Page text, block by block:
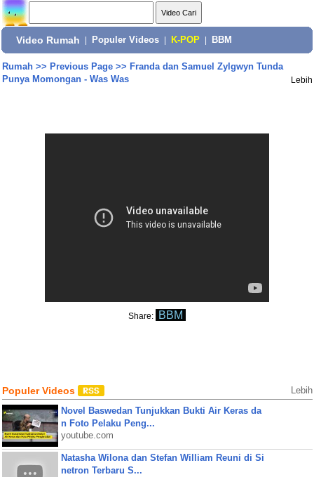
Video Rumah Populer Videos K-POP BBM
Rumah>> Previous Page>> Franda dan Samuel Zylgwyn Tunda
Punya Momongan - Was Was
Lebih
Share: BBM
Populer Videos Lebih
Novel Baswedan Tunjukkan Bukti Air Keras da
n Foto Pelaku Peng...
youtube.com
Natasha Wilona dan Stefan William Reuni di Si
netron Terbaru S...